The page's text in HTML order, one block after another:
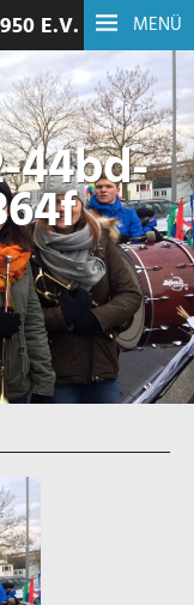
MENÜ
E.V.
44bd-